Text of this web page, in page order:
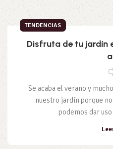
TENDENCIAS
Disfruta de tu jardín
Se acaba el verano y
nuestro jardín porque
podemos dar